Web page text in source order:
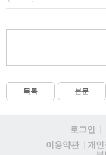
목록 본문
로그인
이용약관
개인